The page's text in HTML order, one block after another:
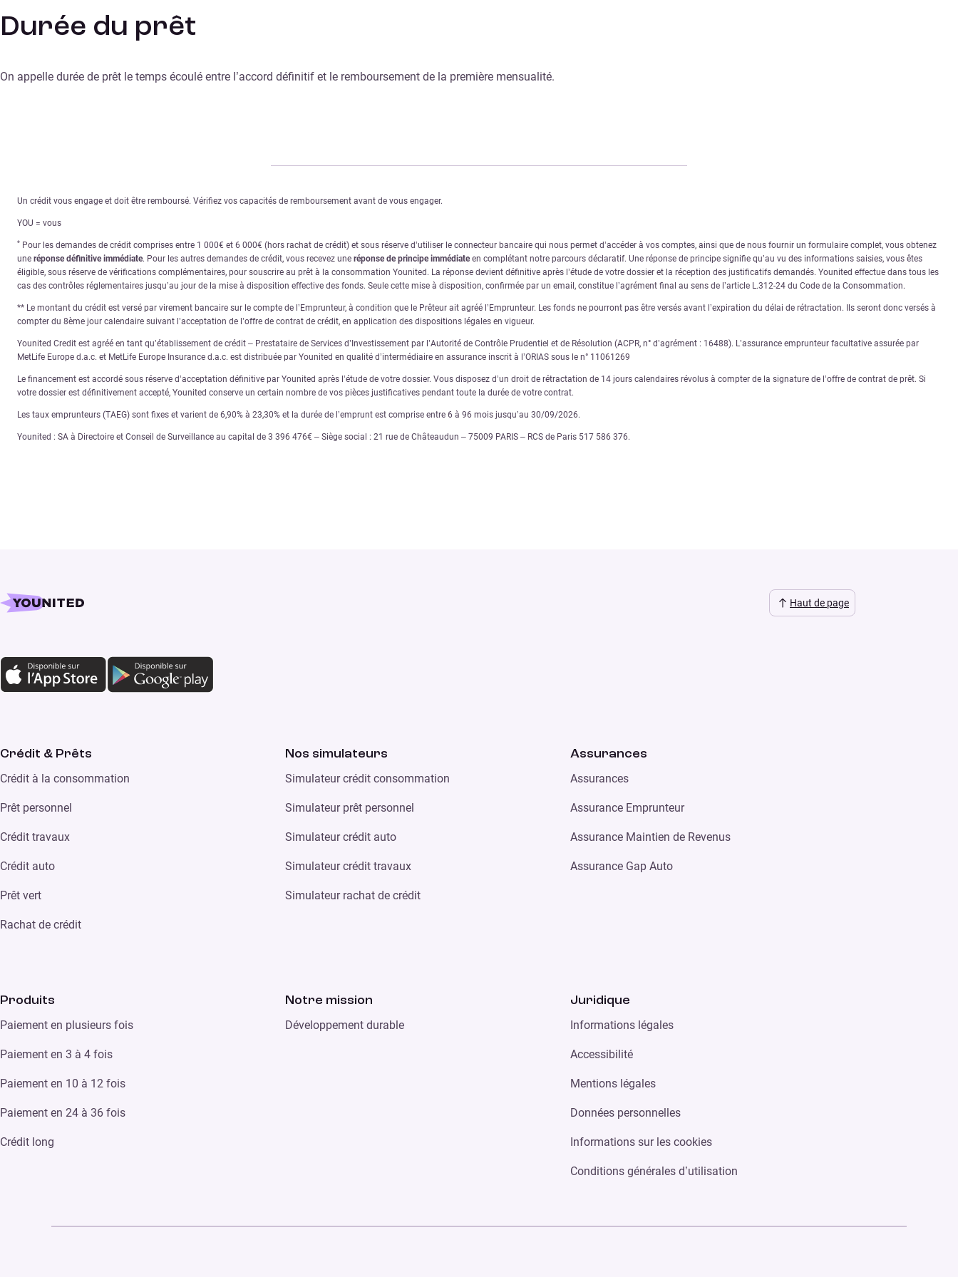
Durée du prêt
On appelle durée de prêt le temps écoulé entre l’accord définitif et le remboursement de la première mensualité.
Un crédit vous engage et doit être remboursé. Vérifiez vos capacités de remboursement avant de vous engager.
YOU = vous
* Pour les demandes de crédit comprises entre 1 000€ et 6 000€ (hors rachat de crédit) et sous réserve d’utiliser le connecteur bancaire qui nous permet d’accéder à vos comptes, ainsi que de nous fournir un formulaire complet, vous obtenez
une réponse définitive immédiate. Pour les autres demandes de crédit, vous recevez une réponse de principe immédiateen complétant notre parcours déclaratif. Une réponse de principe signifie qu’au vu des informations saisies, vous êtes
éligible, sous réserve de vérifications complémentaires, pour souscrire au prêt à la consommation Younited. La réponse devient définitive après l’étude de votre dossier et la réception des justificatifs demandés. Younited effectue dans tous les
cas des contrôles réglementaires jusqu’au jour de la mise à disposition effective des fonds. Seule cette mise à disposition, confirmée par un email, constitue l’agrément final au sens de l’article L.312-24 du Code de la Consommation.
** Le montant du crédit est versé par virement bancaire sur le compte de l’Emprunteur, à condition que le Prêteur ait agréé l’Emprunteur. Les fonds ne pourront pas être versés avant l’expiration du délai de rétractation. Ils seront donc versés à
compter du 8ème jour calendaire suivant l’acceptation de l’offre de contrat de crédit, en application des dispositions légales en vigueur.
Younited Credit est agréé en tant qu’établissement de crédit – Prestataire de Services d’Investissement par l’Autorité de Contrôle Prudentiel et de Résolution (ACPR, n° d’agrément : 16488). L’assurance emprunteur facultative assurée par
MetLife Europe d.a.c. et MetLife Europe Insurance d.a.c. est distribuée par Younited en qualité d’intermédiaire en assurance inscrit à l’ORIAS sous le n° 11061269
Le financement est accordé sous réserve d’acceptation définitive par Younited après l’étude de votre dossier. Vous disposez d’un droit de rétractation de 14 jours calendaires révolus à compter de la signature de l’offre de contrat de prêt. Si
votre dossier est définitivement accepté, Younited conserve un certain nombre de vos pièces justificatives pendant toute la durée de votre contrat.
Les taux emprunteurs (TAEG) sont fixes et varient de 6,90% à 23,30% et la durée de l’emprunt est comprise entre 6 à 96 mois jusqu’au 30/09/2026.
Younited : SA à Directoire et Conseil de Surveillance au capital de 3 396 476€ – Siège social : 21 rue de Châteaudun – 75009 PARIS – RCS de Paris 517 586 376.
Haut de page
Crédit & Prêts
Crédit à la consommation
Prêt personnel
Crédit travaux
Crédit auto
Prêt vert
Rachat de crédit
Nos simulateurs
Simulateur crédit consommation
Simulateur prêt personnel
Simulateur crédit auto
Simulateur crédit travaux
Simulateur rachat de crédit
Assurances
Assurances
Assurance Emprunteur
Assurance Maintien de Revenus
Assurance Gap Auto
Produits
Paiement en plusieurs fois
Paiement en 3 à 4 fois
Paiement en 10 à 12 fois
Paiement en 24 à 36 fois
Crédit long
Notre mission
Développement durable
Juridique
Informations légales
Accessibilité
Mentions légales
Données personnelles
Informations sur les cookies
Conditions générales d’utilisation